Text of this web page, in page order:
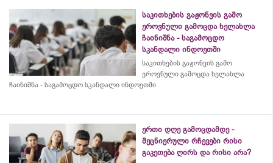
საკითხების გაჟონვის გამო
ეროვნული გამოცდა ხელახლა
ჩაინიშნა - საგამოცდო
სკანდალი ინდოეთში
საკითხების გაჟონვის გამო
ეროვნული გამოცდა ხელახლა
ჩაინიშნა - საგამოცდო სკანდალი ინდოეთში
ერთი დღე გამოცდამდე -
მეცნიერული რჩევები რისი
გაკეთება ღირს და რისი არა?